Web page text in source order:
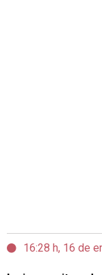
16:28 h, 16 de